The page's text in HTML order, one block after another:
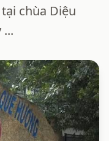
chùa Diệu